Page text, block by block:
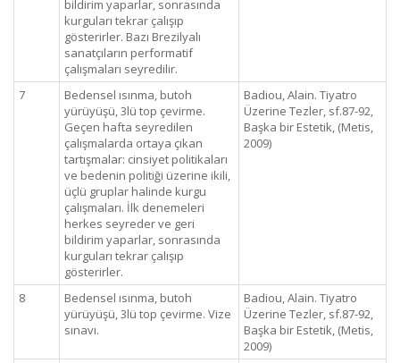
bildirim yaparlar, sonrasında
kurguları tekrar çalışıp
gösterirler. Bazı Brezilyalı
sanatçıların performatif
çalışmaları seyredilir.
7
Bedensel ısınma, butoh
yürüyüşü, 3lü top çevirme.
Geçen hafta seyredilen
çalışmalarda ortaya çıkan
tartışmalar: cinsiyet politikaları
ve bedenin politiği üzerine ikili,
üçlü gruplar halinde kurgu
çalışmaları. İlk denemeleri
herkes seyreder ve geri
bildirim yaparlar, sonrasında
kurguları tekrar çalışıp
gösterirler.
Badiou, Alain. Tiyatro
Üzerine Tezler, sf.87-92,
Başka bir Estetik, (Metis,
2009)
8
Bedensel ısınma, butoh
yürüyüşü, 3lü top çevirme. Vize
sınavı.
Badiou, Alain. Tiyatro
Üzerine Tezler, sf.87-92,
Başka bir Estetik, (Metis,
2009)